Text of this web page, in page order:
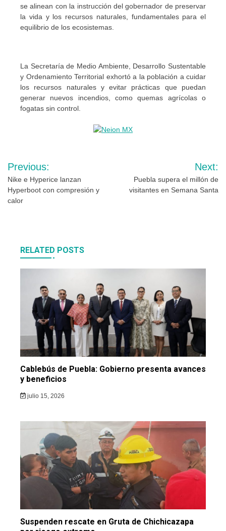
se alinean con la instrucción del gobernador de preservar
la vida y los recursos naturales, fundamentales para el
equilibrio de los ecosistemas.
La Secretaría de Medio Ambiente, Desarrollo Sustentable
y Ordenamiento Territorial exhortó a la población a cuidar
los recursos naturales y evitar prácticas que puedan
generar nuevos incendios, como quemas agrícolas o
fogatas sin control.
Navegación
de
entradas
Previous:
Nike e Hyperice lanzan
Hyperboot con compresión y
calor
Next:
Puebla supera el millón de
visitantes en Semana Santa
RELATED POSTS
Cablebús de Puebla: Gobierno presenta avances
y beneficios
julio 15, 2026
Suspenden rescate en Gruta de Chichicazapa